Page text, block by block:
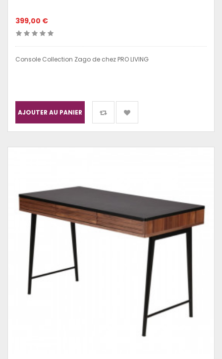
399,00 €
Console Collection Zago de chez PRO LIVING
AJOUTER AU PANIER